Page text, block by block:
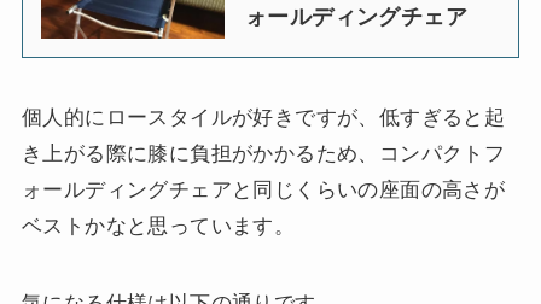
ォールディングチェア
個人的にロースタイルが好きですが、低すぎると起
き上がる際に膝に負担がかかるため、コンパクトフ
ォールディングチェアと同じくらいの座面の高さが
ベストかなと思っています。